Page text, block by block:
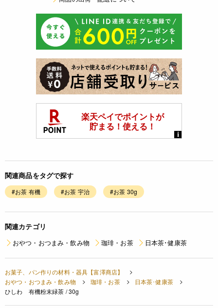
関連商品をタグで探す
#お茶 有機 #お茶 宇治 #お茶 30g
関連カテゴリ
おやつ・おつまみ・飲み物 珈琲・お茶 日本茶･健康茶
お菓子、パン作りの材料・器具【富澤商店】
おやつ・おつまみ・飲み物
珈琲・お茶
日本茶･健康茶
ひしわ 有機粉末緑茶 / 30g